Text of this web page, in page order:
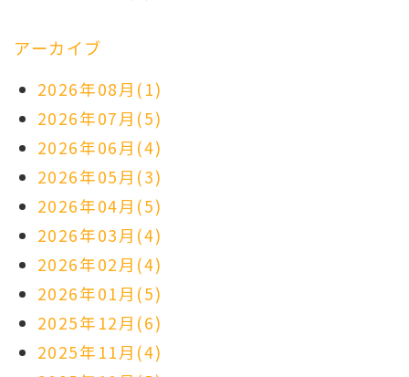
アーカイブ
2026年08月(1)
2026年07月(5)
2026年06月(4)
2026年05月(3)
2026年04月(5)
2026年03月(4)
2026年02月(4)
2026年01月(5)
2025年12月(6)
2025年11月(4)